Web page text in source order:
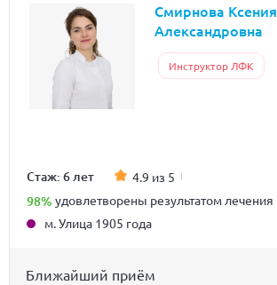
Смирнова Ксения
Александровна
Инструктор ЛФК
Стаж: 6 лет 4.9 из 5
98% удовлетворены результатом лечения
м. Улица 1905 года
Ближайший приём